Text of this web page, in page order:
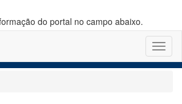
do portal no campo abaixo.